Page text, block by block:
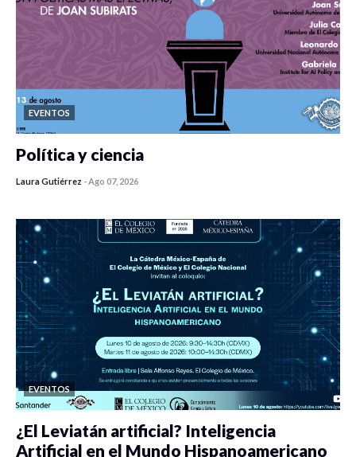
EVENTOS
Política y ciencia
Laura Gutiérrez -Ago 07, 2026
EVENTOS
¿El Leviatán artificial? Inteligencia
Artificial en el Mundo Hispanoamericano